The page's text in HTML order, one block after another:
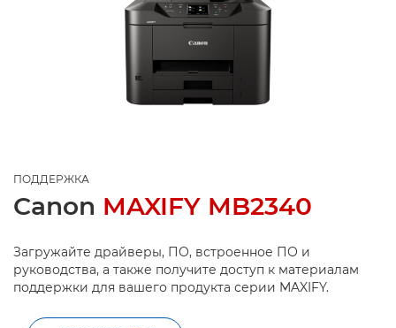
ПОДДЕРЖКА
Canon MAXIFY MB2340
Загружайте драйверы, ПО, встроенное ПО и
руководства, а также получите доступ к материалам
поддержки для вашего продукта серии MAXIFY.